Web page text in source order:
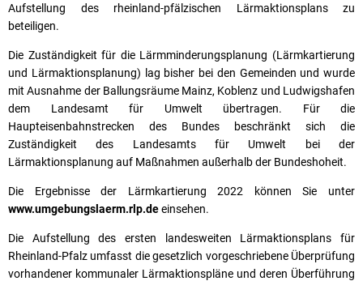
Aufstellung des rheinland-pfälzischen Lärmaktionsplans zu
beteiligen.
Die Zuständigkeit für die Lärmminderungsplanung (Lärmkartierung
und Lärmaktionsplanung) lag bisher bei den Gemeinden und wurde
mit Ausnahme der Ballungsräume Mainz, Koblenz und Ludwigshafen
dem Landesamt für Umwelt übertragen. Für die
Haupteisenbahnstrecken des Bundes beschränkt sich die
Zuständigkeit des Landesamts für Umwelt bei der
Lärmaktionsplanung auf Maßnahmen außerhalb der Bundeshoheit.
Die Ergebnisse der Lärmkartierung 2022 können Sie unter
www.umgebungslaerm.rlp.deeinsehen.
Die Aufstellung des ersten landesweiten Lärmaktionsplans für
Rheinland-Pfalz umfasst die gesetzlich vorgeschriebene Überprüfung
vorhandener kommunaler Lärmaktionspläne und deren Überführung